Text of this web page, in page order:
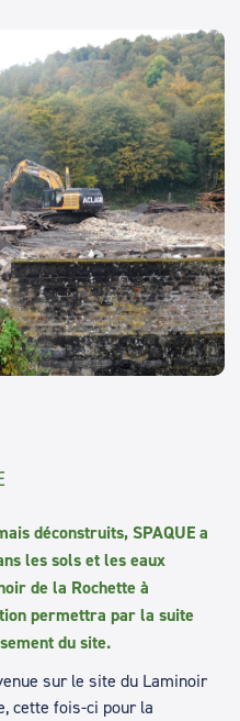
déconstruits, SPAQUE a
les sols et les eaux
de la Rochette à
permettra par la suite
du site.
sur le site du Laminoir
cette fois-ci pour la